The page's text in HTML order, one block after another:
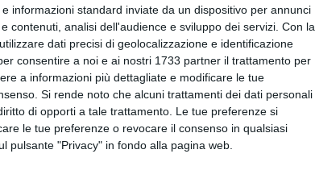
informazioni standard inviate da un dispositivo per annunci
contenuti, analisi dell'audience e sviluppo dei servizi. Con la
dati precisi di geolocalizzazione e identificazione
consentire a noi e ai nostri 1733 partner il trattamento per
a informazioni più dettagliate e modificare le tue
Si rende noto che alcuni trattamenti dei dati personali
di opporti a tale trattamento. Le tue preferenze si
le tue preferenze o revocare il consenso in qualsiasi
pulsante "Privacy" in fondo alla pagina web.
, che temono un
mancanza di
sullo stato dell'arte